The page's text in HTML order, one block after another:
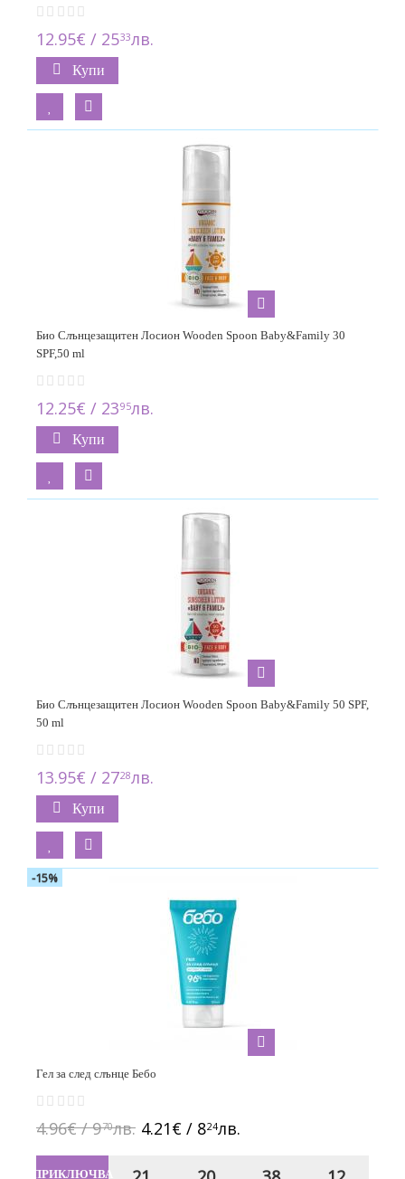
12.95€ / 2533лв.
Купи
Био Слънцезащитен Лосион Wooden Spoon Baby&Family 30
SPF,50 ml
12.25€ / 2395лв.
Купи
Био Слънцезащитен Лосион Wooden Spoon Baby&Family 50 SPF,
50 ml
13.95€ / 2728лв.
Купи
Гел за след слънце Бебо
4.96€ / 970лв. 4.21€ / 824лв.
ПРИКЛЮЧВА
-15%